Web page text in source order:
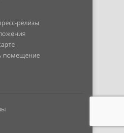
релизы
помещение